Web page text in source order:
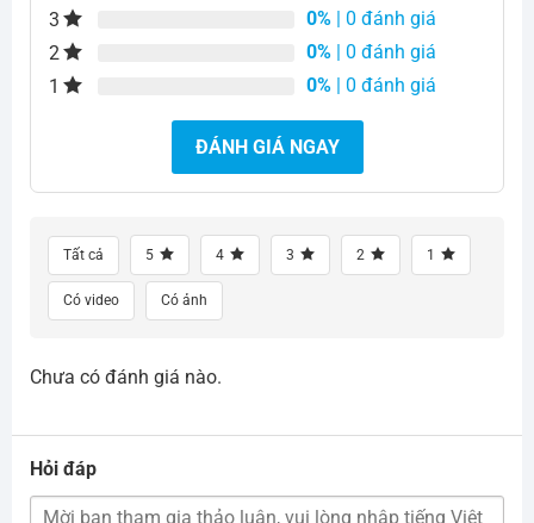
3
0% | 0 đánh giá
2
0% | 0 đánh giá
1
0% | 0 đánh giá
ĐÁNH GIÁ NGAY
Tất cả 5 4 3 2 1
Có video Có ảnh
Chưa có đánh giá nào.
Hỏi đáp